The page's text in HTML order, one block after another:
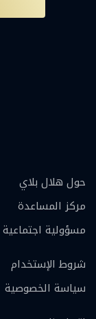
حول هلال بلاي
مركز المساعدة
مسؤولية اجتماعية
شروط الإستخدام
سياسة الخصوصية